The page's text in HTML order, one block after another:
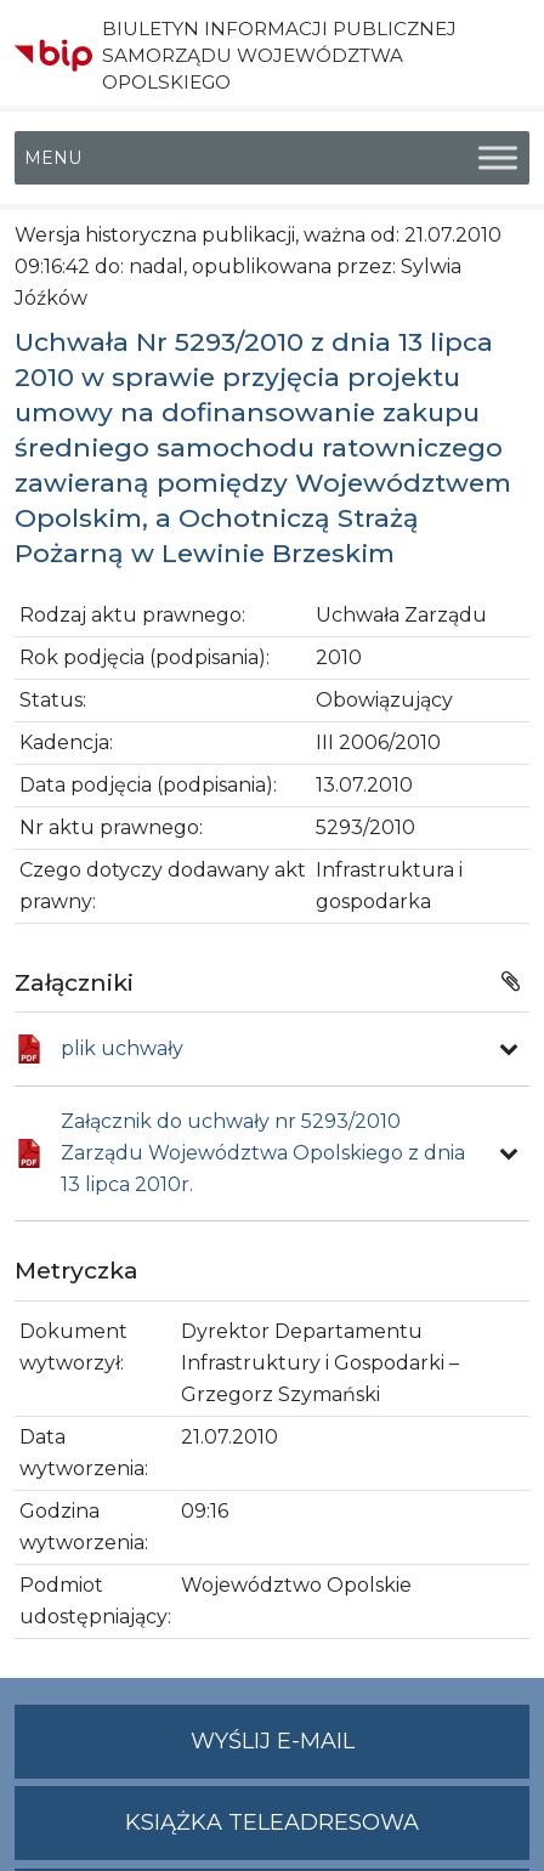
BIULETYN INFORMACJI PUBLICZNEJ
SAMORZĄDU WOJEWÓDZTWA
OPOLSKIEGO
Menu główne
Wersja historyczna publikacji, ważna od: 21.07.2010
09:16:42 do: nadal, opublikowana przez: Sylwia
Jóźków
Uchwała Nr 5293/2010 z dnia 13 lipca
2010 w sprawie przyjęcia projektu
umowy na dofinansowanie zakupu
średniego samochodu ratowniczego
zawieraną pomiędzy Województwem
Opolskim, a Ochotniczą Strażą
Pożarną w Lewinie Brzeskim
Rodzaj aktu prawnego:
Uchwała Zarządu
Rok podjęcia (podpisania):
2010
Status:
Obowiązujący
Kadencja:
III 2006/2010
Data podjęcia (podpisania):
13.07.2010
Nr aktu prawnego:
5293/2010
Czego dotyczy dodawany akt
prawny:
Infrastruktura i
gospodarka
Załączniki
plik uchwały
Załącznik do uchwały nr 5293/2010
Zarządu Województwa Opolskiego z dnia
13 lipca 2010r.
Metryczka
Dokument
wytworzył:
Dyrektor Departamentu
Infrastruktury i Gospodarki –
Grzegorz Szymański
Data
wytworzenia:
21.07.2010
Godzina
wytworzenia:
09:16
Podmiot
udostępniający:
Województwo Opolskie
WYŚLIJ E-MAILNA
ADRES
KSIĄŻKA TELEADRESOWA